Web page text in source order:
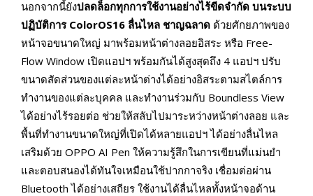
นอกจากนี้ยังปลดล็อกทุกการใช้งานอย่างไร้ขีดจำกัด บนระบบ
ปฏิบัติการ ColorOS16 ลื่นไหล ชาญฉลาด ด้วยศักยภาพของ
หน้าจอขนาดใหญ่ มาพร้อมหน้าต่างลอยอิสระ หรือ Free-
Flow Window เปิดแอปฯ พร้อมกันได้สูงสุดถึง 4 แอปฯ ปรับ
ขนาดสัดส่วนของแต่ละหน้าต่างได้อย่างอิสระตามสไตล์การ
ทำงานของแต่ละบุคคล และทำงานร่วมกับ Boundless View
ได้อย่างไร้รอยต่อ ช่วยให้สลับไปมาระหว่างหน้าต่างลอย และ
พื้นที่ทำงานขนาดใหญ่ที่เปิดได้หลายแอปฯ ได้อย่างลื่นไหล
เสริมด้วย OPPO AI Pen ให้ความรู้สึกในการเขียนที่แม่นยำ
และตอบสนองได้ทันใจเหมือนใช้ปากกาจริง เชื่อมต่อผ่าน
Bluetooth ได้อย่างเสถียร ใช้งานได้ลื่นไหลทั้งหน้าจอด้าน